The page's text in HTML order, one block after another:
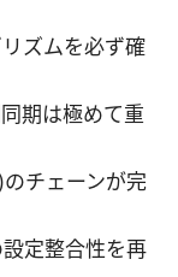
ズムを必ず確
期は極めて重
チェーンが完
定整合性を再